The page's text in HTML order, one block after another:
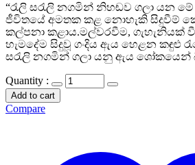
“රැලි සරැලි නගමින් නිහඬව ගලා යන මේ
ජීවිතයේ අමතක කළ නොහැකි සිදුවීම්
කල්පනා කළාය.මල්වරවීම, ගැහැනියක්
හැමදේම සිදුවූ ගංදිය ඇය හෙළන කඳුළු
සරැලි නගමින් ගලා යනු ඇය ශෝකයෙන්
Quantity :
Add to cart
Compare